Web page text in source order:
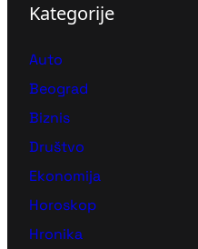
Kategorije
Auto
Beograd
Biznis
Društvo
Ekonomija
Horoskop
Hronika